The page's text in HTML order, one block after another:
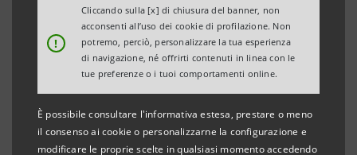
!
Cliccando sulla [x] di chiusura del banner, non
acconsenti all’uso dei cookie di profilazione. Non
potremo, perciò, personalizzare la tua esperienza
di navigazione, né offrirti contenuti in linea con le
tue preferenze o i tuoi comportamenti online.
È possibile consultare l'informativa estesa, prestare o meno
il consenso ai cookie o personalizzarne la configurazione e
modificare le proprie scelte in qualsiasi momento accedendo
under 30 su scala nazionale favorendo l’incontro
tra domanda e offerta nel mercato occupazionale
Corsi di formazione gratuiti in tre settori
professionali dove maggiore è la richiesta di
personale: vendita, alberghiero/ristorazione e
informatico